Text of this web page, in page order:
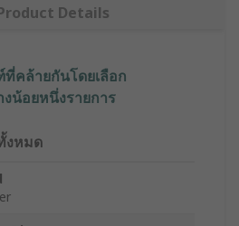
Details
คล้ายกันโดยเลือก
น้อยหนึ่งรายการ
งหมด